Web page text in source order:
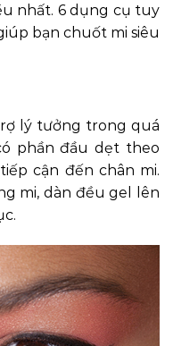
nhất. 6 dụng cụ tuy
bạn chuốt mi siêu
lý tưởng trong quá
phần đầu dẹt theo
cận đến chân mi.
mi, dàn đều gel lên